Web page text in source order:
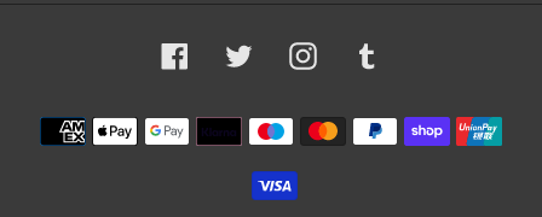
Facebook Twitter Instagram
Zahlungsmethoden